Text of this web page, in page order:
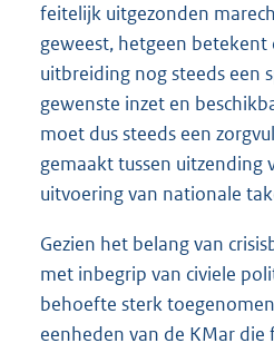
feitelijk uitgezonden
geweest, hetgeen
uitbreiding nog steeds een
gewenste inzet en
moet dus steeds een
gemaakt tussen uitzending
uitvoering van nationale
Gezien het belang van
met inbegrip van civiele
behoefte sterk
eenheden van de KMar